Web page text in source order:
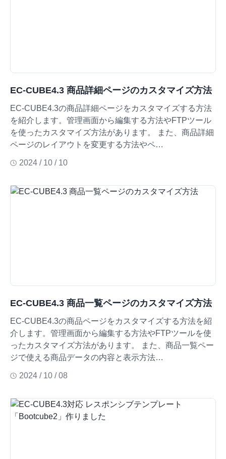
EC-CUBE4.3 商品詳細ページのカスタマイズ方法
EC-CUBE4.3の商品詳細ページをカスタマイズする方法
を紹介します。管理画面から編集する方法やFTPツール
を使ったカスタマイズ方法があります。 また、商品詳細
ページのレイアウトを変更する方法やペ…
2024 / 10 / 10
EC-CUBE4.3 商品一覧ページのカスタマイズ方法
EC-CUBE4.3の商品ページをカスタマイズする方法を紹
介します。管理画面から編集する方法やFTPツールを使
ったカスタマイズ方法があります。 また、商品一覧ペー
ジで使える商品データの内容と表示方法…
2024 / 10 / 08